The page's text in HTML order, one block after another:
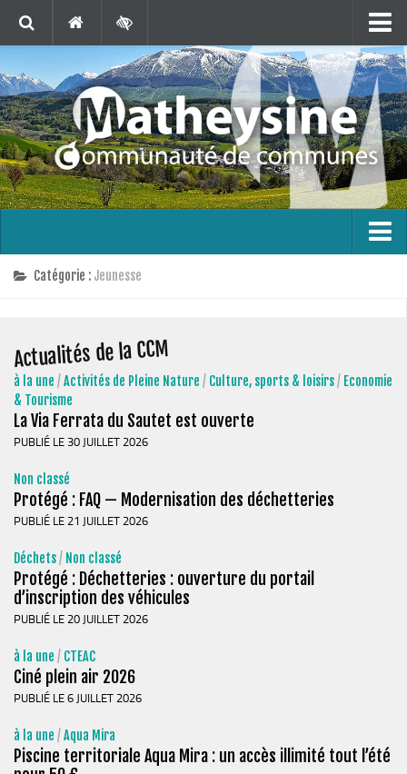
Matheysine Tourisme
Contact
Marchés Publics
Publications
Téléchargements
Carte interactive
L’intercommunalité
Les finances
Les compétences
Le Conseil Communautaire
La CCM recrute
Publications
Entreprises & emplois
Développement économique
Travaillez en Matheysine
Facturation électronique
Montagne, Agriculture & Forêt
Guide des producteurs
Catégorie : Jeunesse
Actualités de la CCM
à la une /Activités de Pleine Nature / Culture, sports & loisirs/ Economie
& Tourisme
La Via Ferrata du Sautet est ouverte
PUBLIÉ LE 30 JUILLET 2026
Non classé
Protégé : FAQ — Modernisation des déchetteries
PUBLIÉ LE 21 JUILLET 2026
Déchets/ Non classé
Protégé : Déchetteries : ouverture du portail
d’inscription des véhicules
PUBLIÉ LE 20 JUILLET 2026
à la une / CTEAC
Ciné plein air 2026
PUBLIÉ LE 6 JUILLET 2026
à la une /Aqua Mira
Piscine territoriale Aqua Mira : un accès illimité tout l’été